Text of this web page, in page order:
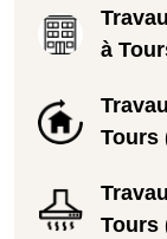
à
Tours
Tours